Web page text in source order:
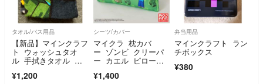
タオル/バス用品
【新品】マインクラフ
ト ウォッシュタオ
ル 手拭きタオル ク
ン
¥1,200
シーツ/カバー
マイクラ 枕カバ
ー ゾンビ クリーパ
ー カエル ピローケ
¥1,400
弁当用品
マインクラフト ラン
チボックス
¥380